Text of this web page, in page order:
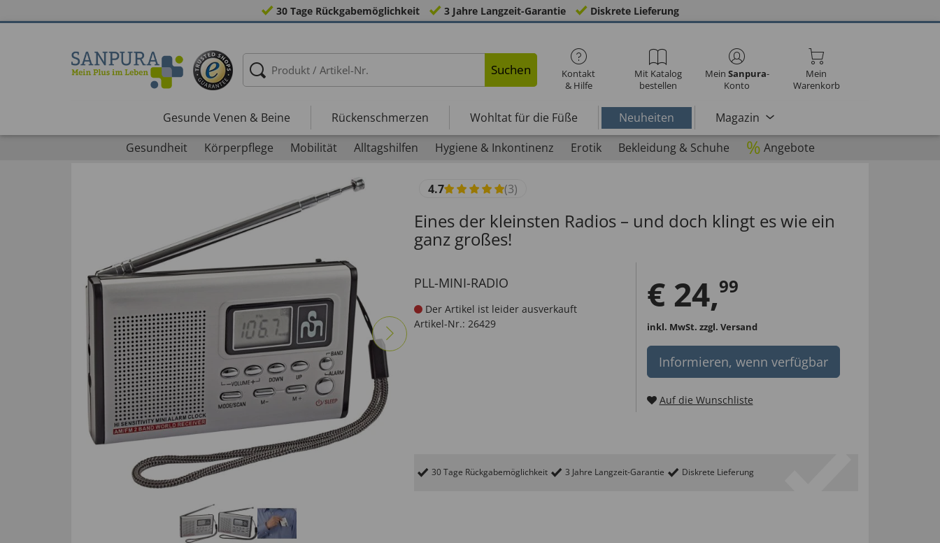
30 Tage Rückgabemöglichkeit 3 Jahre Langzeit-Garantie Diskrete Lieferung
Suchen
Kontakt
& Hilfe
Mit Katalog
bestellen
Mein Sanpura-
Konto
Mein
Warenkorb
Gesunde Venen & Beine Rückenschmerzen Wohltat für die Füße Neuheiten
Magazin
Gesundheit
Körperpflege Mobilität Alltagshilfen Hygiene & Inkontinenz Erotik Bekleidung & Schuhe % Angebote
4.7 (3)
Eines der kleinsten Radios – und doch klingt es wie ein
ganz großes!
PLL-MINI-RADIO
Der Artikel ist leider ausverkauft
Artikel-Nr.: 26429
€ 24,99
inkl. MwSt. zzgl. Versand
Informieren, wenn verfügbar
Auf die Wunschliste
30 Tage Rückgabemöglichkeit 3 Jahre Langzeit-Garantie Diskrete Lieferung